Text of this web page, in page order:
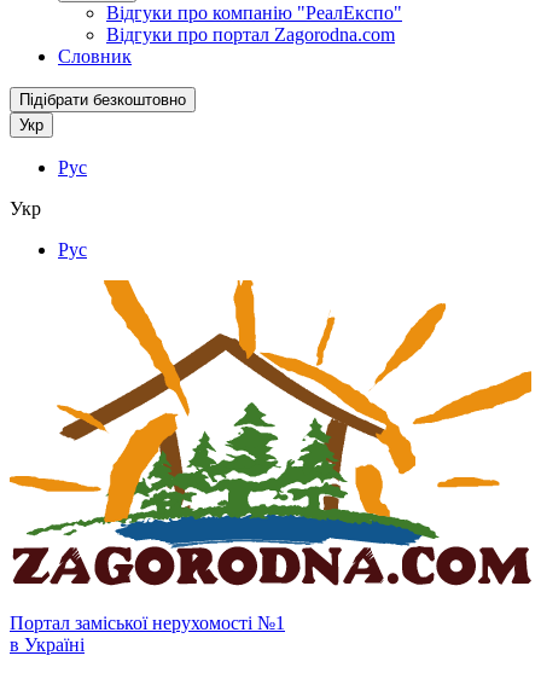
Відгуки про компанію "РеалЕкспо"
Відгуки про портал Zagorodna.com
Словник
Підібрати безкоштовно
Укр
Рус
Укр
Рус
Портал заміської нерухомості №1
в Україні